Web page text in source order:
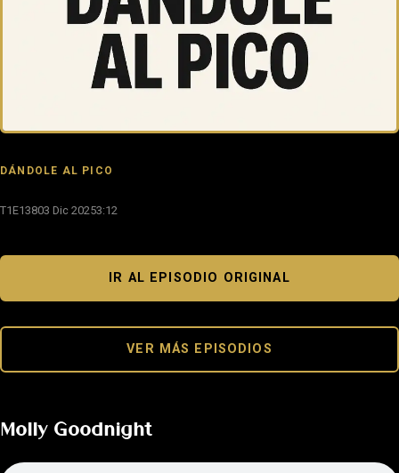
DÁNDOLE AL PICO
T1E13803 Dic 20253:12
IR AL EPISODIO ORIGINAL
VER MÁS EPISODIOS
Molly Goodnight